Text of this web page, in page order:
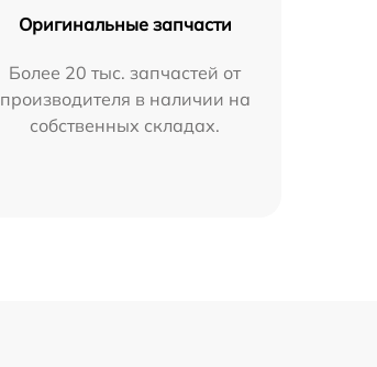
Оригинальные запчасти
Более 20 тыс. запчастей от
производителя в наличии на
собственных складах.